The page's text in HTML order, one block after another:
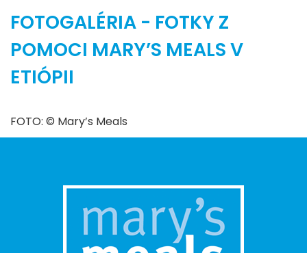
FOTOGALÉRIA - FOTKY Z
POMOCI MARY’S MEALS V
ETIÓPII
FOTO: © Mary’s Meals